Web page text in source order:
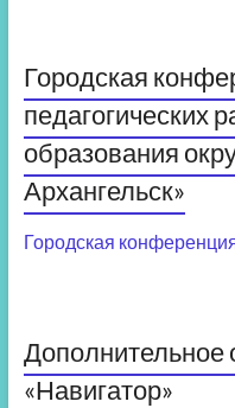
Городская
педагогических
образования
Архангельск»
Городская
«Навигатор»